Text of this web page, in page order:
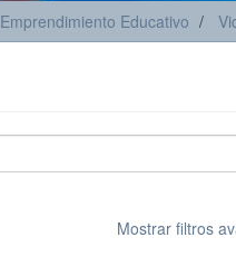
Emprendimiento Educativo
Mostrar filtros